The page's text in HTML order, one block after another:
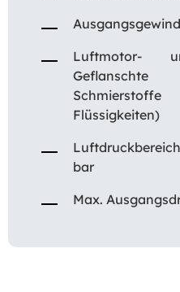
Luftmotor-
Flüssigkeiten)
bar
Max.